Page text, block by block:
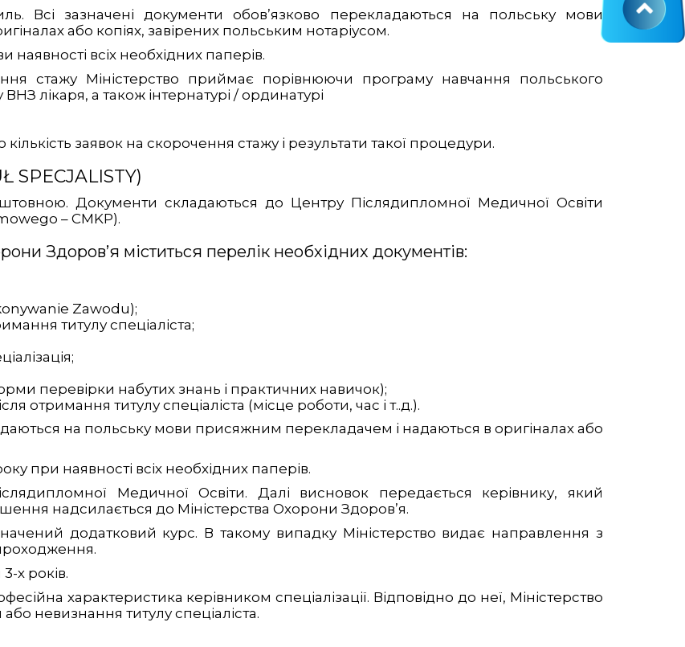
Всі зазначені документи обов’язково перекладаються на польську мови
або копіях, завірених польським нотаріусом.
наявності всіх необхідних паперів.
стажу Міністерство приймає порівнюючи програму навчання польського
лікаря, а також інтернатурі / ординатурі
кількість заявок на скорочення стажу і результати такої процедури.
Документи складаються до Центру Післядипломної Медичної Освіти
– CMKP).
Здоров’я міститься перелік необхідних документів:
Zawodu);
титулу спеціаліста;
перевірки набутих знань і практичних навичок);
отримання титулу спеціаліста (місце роботи, час і т..д.).
на польську мови присяжним перекладачем і надаються в оригіналах або
при наявності всіх необхідних паперів.
Медичної Освіти. Далі висновок передається керівнику, який
надсилається до Міністерства Охорони Здоров’я.
додатковий курс. В такому випадку Міністерство видає направлення з
х років.
характеристика керівником спеціалізації. Відповідно до неї, Міністерство
невизнання титулу спеціаліста.